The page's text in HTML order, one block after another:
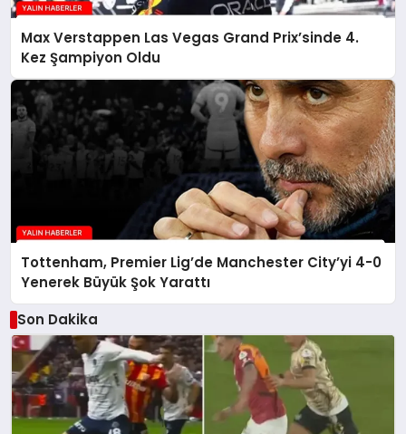
Max Verstappen Las Vegas Grand Prix’sinde 4.
Kez Şampiyon Oldu
Tottenham, Premier Lig’de Manchester City’yi 4-0
Yenerek Büyük Şok Yarattı
Son Dakika